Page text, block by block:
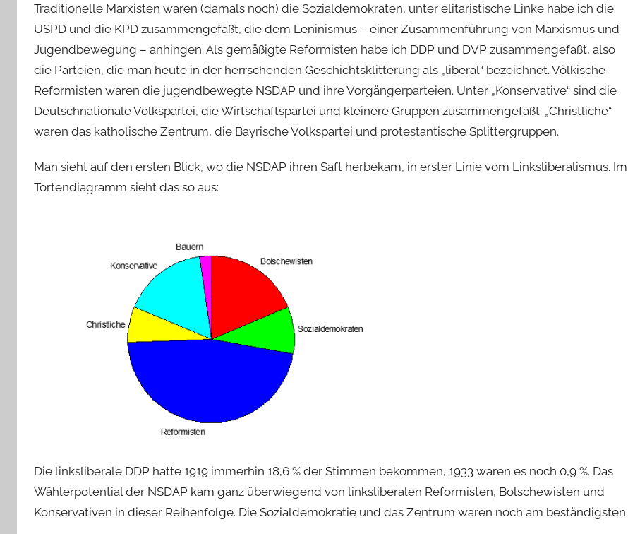
Traditionelle Marxisten waren (damals noch) die Sozialdemokraten, unter elitaristische Linke habe ich die
USPD und die KPD zusammengefaßt, die dem Leninismus – einer Zusammenführung von Marxismus und
Jugendbewegung – anhingen. Als gemäßigte Reformisten habe ich DDP und DVP zusammengefaßt, also
die Parteien, die man heute in der herrschenden Geschichtsklitterung als „liberal“ bezeichnet. Völkische
Reformisten waren die jugendbewegte NSDAP und ihre Vorgängerparteien. Unter „Konservative“ sind die
Deutschnationale Volkspartei, die Wirtschaftspartei und kleinere Gruppen zusammengefaßt. „Christliche“
waren das katholische Zentrum, die Bayrische Volkspartei und protestantische Splittergruppen.
Man sieht auf den ersten Blick, wo die NSDAP ihren Saft herbekam, in erster Linie vom Linksliberalismus. Im
Tortendiagramm sieht das so aus:
Die linksliberale DDP hatte 1919 immerhin 18,6 % der Stimmen bekommen, 1933 waren es noch 0,9 %. Das
Wählerpotential der NSDAP kam ganz überwiegend von linksliberalen Reformisten, Bolschewisten und
Konservativen in dieser Reihenfolge. Die Sozialdemokratie und das Zentrum waren noch am beständigsten.